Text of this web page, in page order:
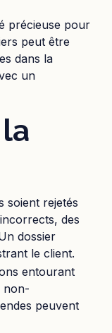
précieuse pour
peut être
dans la
un
soient rejetés
des
dossier
le client.
entourant
non-
peuvent